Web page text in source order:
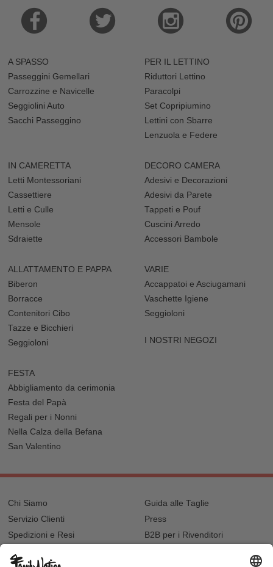
A SPASSO
Passeggini Gemellari
Carrozzine e Navicelle
Seggiolini Auto
Sacchi Passeggino
PER IL LETTINO
Riduttori Lettino
Paracolpi
Set Copripiumino
Lettini con Sbarre
Lenzuola e Federe
IN CAMERETTA
Letti Montessoriani
Cassettiere
Letti e Culle
Mensole
Sdraiette
DECORO CAMERA
Adesivi e Decorazioni
Adesivi da Parete
Tappeti e Pouf
Cuscini Arredo
Accessori Bambole
ALLATTAMENTO E PAPPA
Biberon
Borracce
Contenitori Cibo
Tazze e Bicchieri
Seggioloni
VARIE
Accappatoi e Asciugamani
Vaschette Igiene
Seggioloni
I NOSTRI NEGOZI
FESTA
Abbigliamento da cerimonia
Festa del Papà
Regali per i Nonni
Nella Calza della Befana
San Valentino
Chi Siamo
Servizio Clienti
Spedizioni e Resi
Guida alle Taglie
Press
B2B per i Rivenditori